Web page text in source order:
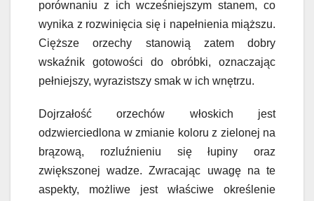
porównaniu z ich wcześniejszym stanem, co
wynika z rozwinięcia się i napełnienia miąższu.
Cięższe orzechy stanowią zatem dobry
wskaźnik gotowości do obróbki, oznaczając
pełniejszy, wyrazistszy smak w ich wnętrzu.
Dojrzałość orzechów włoskich jest
odzwierciedlona w zmianie koloru z zielonej na
brązową, rozluźnieniu się łupiny oraz
zwiększonej wadze. Zwracając uwagę na te
aspekty, możliwe jest właściwe określenie